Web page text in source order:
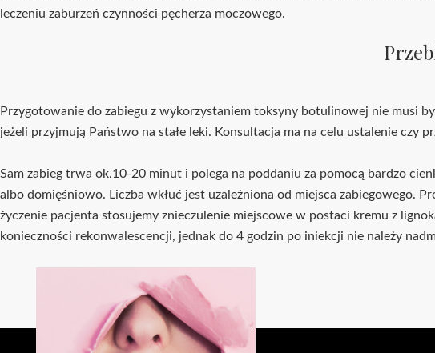
Przygotowanie do zabiegu z wykorzystaniem toksyny botulinowej nie musi
jeżeli przyjmują Państwo na stałe leki. Konsultacja ma na celu ustalenie
Sam zabieg trwa ok.10-20 minut i polega na poddaniu za pomocą bardzo
albo domięśniowo. Liczba wkłuć jest uzależniona od miejsca zabiegowego.
życzenie pacjenta stosujemy znieczulenie miejscowe w postaci kremu z